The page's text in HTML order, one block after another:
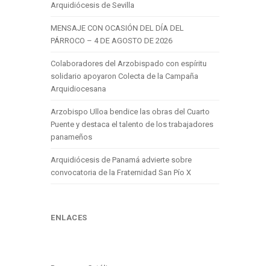
Arquidiócesis de Sevilla
MENSAJE CON OCASIÓN DEL DÍA DEL
PÁRROCO – 4 DE AGOSTO DE 2026
Colaboradores del Arzobispado con espíritu
solidario apoyaron Colecta de la Campaña
Arquidiocesana
Arzobispo Ulloa bendice las obras del Cuarto
Puente y destaca el talento de los trabajadores
panameños
Arquidiócesis de Panamá advierte sobre
convocatoria de la Fraternidad San Pío X
ENLACES